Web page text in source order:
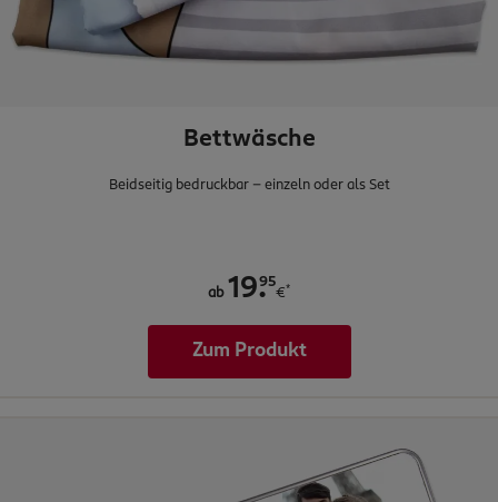
Bettwäsche
Beidseitig bedruckbar - einzeln oder als Set
ab 19.
95
€*
Zum Produkt